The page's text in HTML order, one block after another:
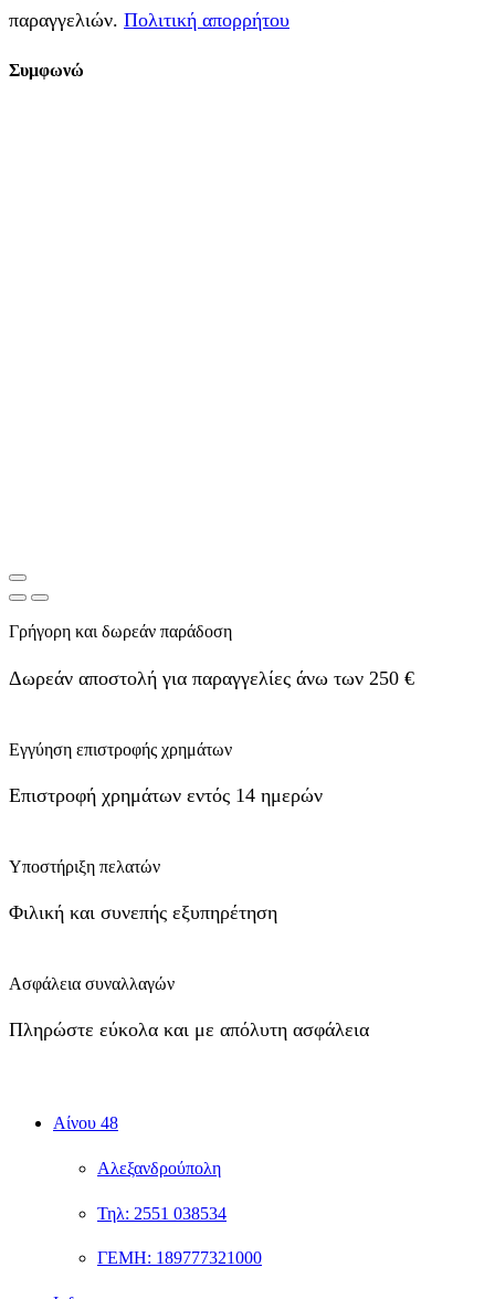
παραγγελιών. Πολιτική απορρήτου
Συμφωνώ
Γρήγορη και δωρεάν παράδοση
Δωρεάν αποστολή για παραγγελίες άνω των 250 €
Εγγύηση επιστροφής χρημάτων
Επιστροφή χρημάτων εντός 14 ημερών
Υποστήριξη πελατών
Φιλική και συνεπής εξυπηρέτηση
Ασφάλεια συναλλαγών
Πληρώστε εύκολα και με απόλυτη ασφάλεια
Αίνου 48
Αλεξανδρούπολη
Τηλ: 2551 038534
ΓΕΜΗ: 189777321000